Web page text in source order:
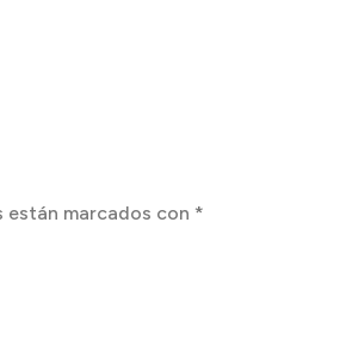
están marcados con *